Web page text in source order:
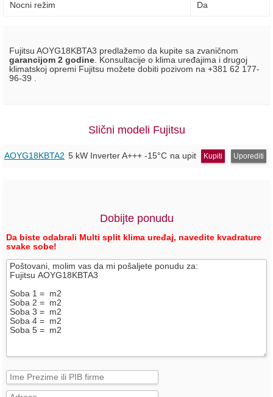
Nocni režim Da
Fujitsu AOYG18KBTA3 predlažemo da kupite sa zvaničnom
garancijom 2 godine . Konsultacije o klima uređajima i drugoj
klimatskoj opremi Fujitsu možete dobiti pozivom na +381 62 177-
96-39 .
Slični modeli Fujitsu
AOYG18KBTA2 5 kW Inverter A+++ -15°C na upit Kupiti Uporediti
Dobijte ponudu
Da biste odabrali Multi split klima uređaj, navedite kvadrature
svake sobe!